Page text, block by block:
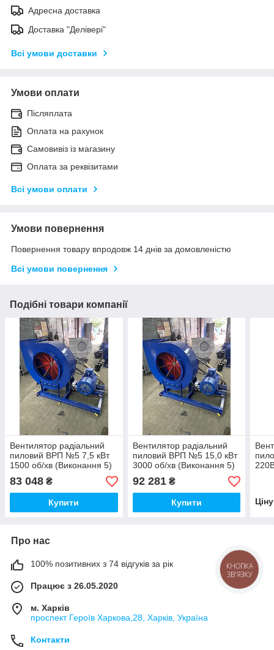
Адресна доставка
Доставка "Делівері"
Всі умови доставки
Умови оплати
Післяплата
Оплата на рахунок
Самовивіз із магазину
Оплата за реквізитами
Всі умови оплати
Умови повернення
Повернення товару впродовж 14 днів за домовленістю
Всі умови повернення
Подібні товари компанії
Вентилятор радіальний
пиловий ВРП №5 7,5 кВт
1500 об/хв (Виконання 5)
равлик
83 048 ₴
Купити
Вентилятор радіальний
пиловий ВРП №5 15,0 кВт
3000 об/хв (Виконання 5)
равлик
92 281₴
Купити
Про нас
100% позитивних з 74 відгуків за рік
Працює з 26.05.2020
м. Харків
проспект Героїв Харкова,28, Харків, Україна
Контакти
КНОПКА
ЗВ'ЯЗКУ